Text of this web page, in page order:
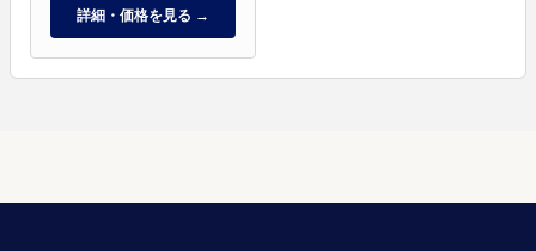
詳細・価格を見る →